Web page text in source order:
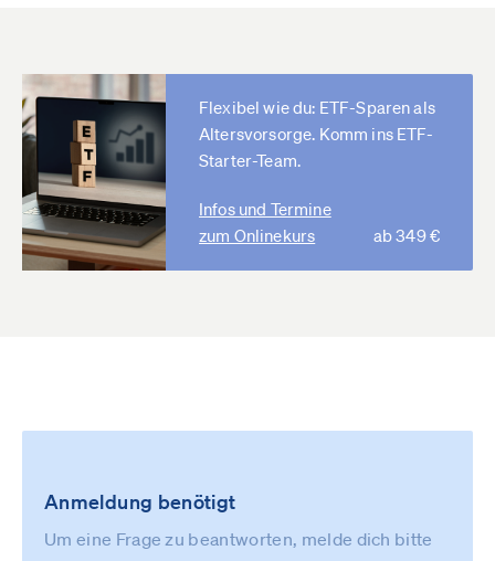
Flexibel wie du: ETF-Sparen als
Altersvorsorge. Komm ins ETF-
Starter-Team.
Infos und Termine
zum Onlinekurs
ab 349 €
Anmeldung benötigt
Um eine Frage zu beantworten, melde dich bitte